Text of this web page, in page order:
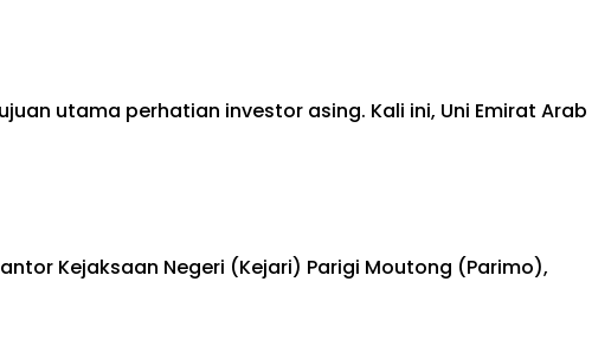
utama perhatian investor asing. Kali ini, Uni Emirat Arab
Kejaksaan Negeri (Kejari) Parigi Moutong (Parimo),